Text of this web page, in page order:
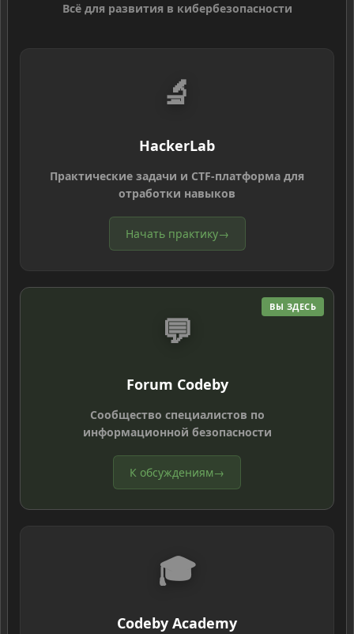
Всё для развития в кибербезопасности
🔬
HackerLab
Практические задачи и CTF-платформа для
отработки навыков
Начать практику→
ВЫ ЗДЕСЬ
💬
Forum Codeby
Сообщество специалистов по
информационной безопасности
К обсуждениям→
🎓
Codeby Academy